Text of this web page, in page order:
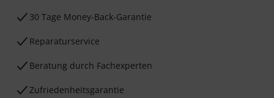
30 Tage Money-Back-Garantie
Reparaturservice
Beratung durch Fachexperten
Zufriedenheitsgarantie